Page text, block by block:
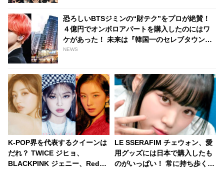
恐ろしいBTSジミンの“財テク”をプロが絶賛！
４億円でオンボロアパートを購入したのにはワ
ケがあった！ 未来は『韓国一のセレブタウン』
の地主になるってホント？
NEWS
K-POP界を代表するクイーンは
だれ？ TWICE ジヒョ、
BLACKPINK ジェニー、Red
LE SSERAFIM チェウォン、愛
用グッズには日本で購入したも
のがいっぱい！ 常に持ち歩くほ